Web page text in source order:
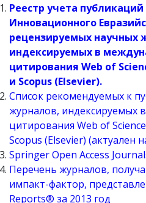
Реестр учета
Инновационного
рецензируемых научных
индексируемых в
цитирования Web of
и Scopus (Elsevier).
Список рекомендуемых к
журналов, индексируемых
цитирования Web of
Scopus (Elsevier) (актуален
Springer Open Access
Перечень журналов,
импакт-фактор,
Reports® за 2013 год